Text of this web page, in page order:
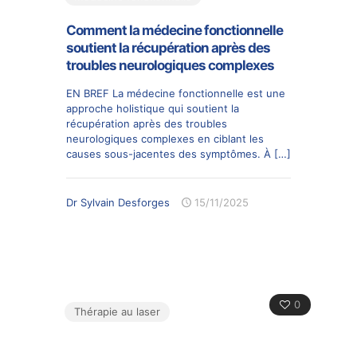
Comment la médecine fonctionnelle
soutient la récupération après des
troubles neurologiques complexes
EN BREF La médecine fonctionnelle est une
approche holistique qui soutient la
récupération après des troubles
neurologiques complexes en ciblant les
causes sous-jacentes des symptômes. À […]
Dr Sylvain Desforges 15/11/2025
0
Thérapie au laser